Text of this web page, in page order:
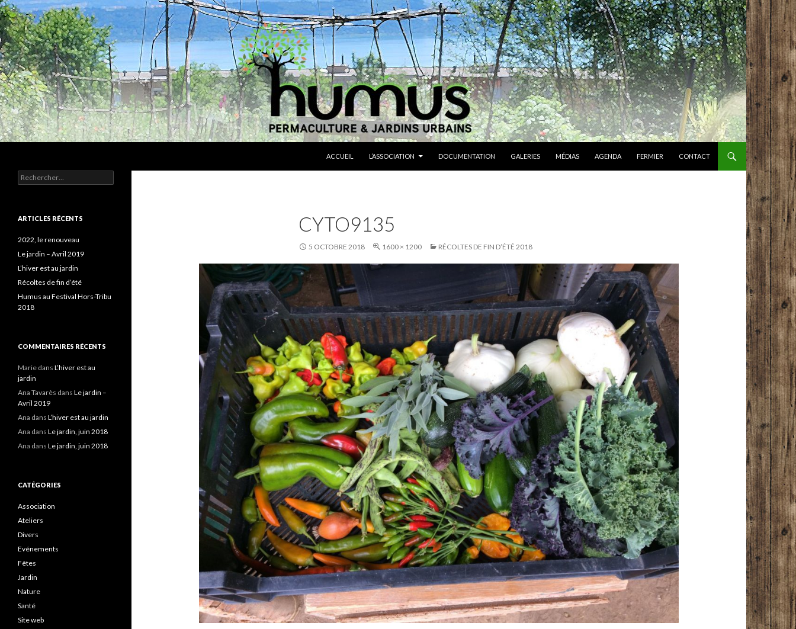
ACCUEIL
L’ASSOCIATION DOCUMENTATION GALERIES MÉDIAS AGENDA FERMIER CONTACT
CYTO9135
5 OCTOBRE 2018 1600 × 1200 RÉCOLTES DE FIN D’ÉTÉ 2018
Association agroécologique
Rechercher :
ARTICLES RÉCENTS
2022, le renouveau
Le jardin – Avril 2019
L’hiver est au jardin
Récoltes de fin d’été
Humus au Festival Hors-Tribu
2018
COMMENTAIRES RÉCENTS
Marie dans L’hiver est au
jardin
Ana Tavarès dans Le jardin –
Avril 2019
Ana dans L’hiver est au jardin
Ana dans Le jardin, juin 2018
Ana dans Le jardin, juin 2018
CATÉGORIES
Association
Ateliers
Divers
Evénements
Fêtes
Jardin
Nature
Santé
Site web